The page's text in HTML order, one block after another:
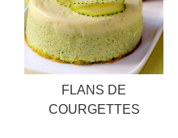
FLANS DE
COURGETTES